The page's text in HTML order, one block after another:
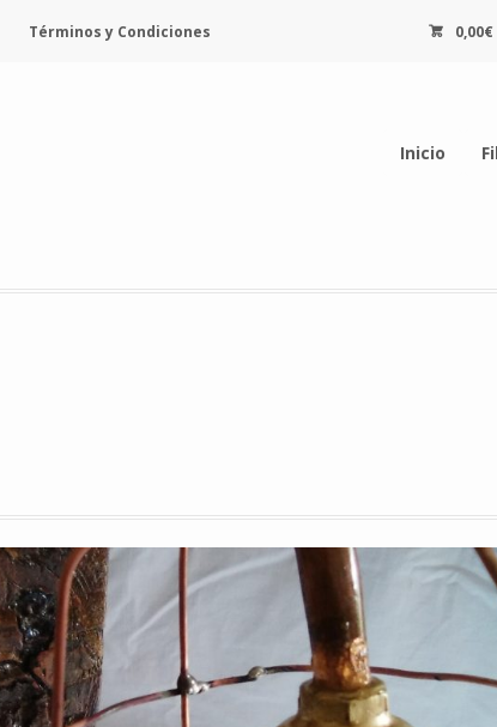
Términos y Condiciones 0,00€
Inicio